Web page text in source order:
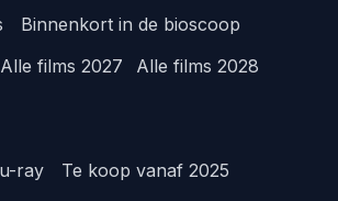
Binnenkort in de bioscoop
Alle films 2027 Alle films 2028
ray
Te koop vanaf 2025